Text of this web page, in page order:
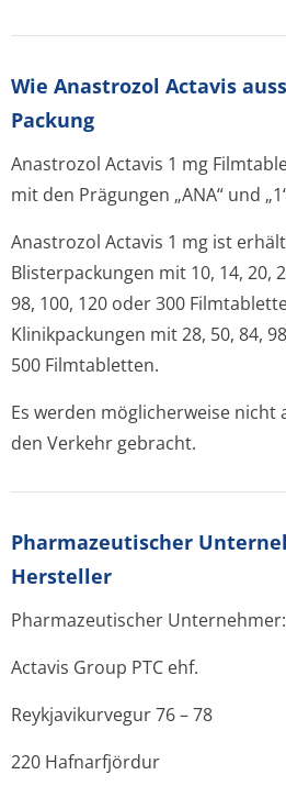
Wie Anastrozol Actavis
Packung
Anastrozol Actavis 1 mg
mit den Prägungen „ANA“ und
Anastrozol Actavis 1 mg ist
Blisterpackungen mit 10, 14, 20,
98, 100, 120 oder 300
Klinikpackungen mit 28, 50, 84,
500 Filmtabletten.
Es werden möglicherweise nicht
den Verkehr gebracht.
Pharmazeutischer
Hersteller
Pharmazeutischer Unternehmer:
Actavis Group PTC ehf.
Reykjavikurvegur 76 – 78
220 Hafnarfjördur